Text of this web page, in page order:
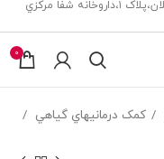
0
کمک درمانيهاي گياهي